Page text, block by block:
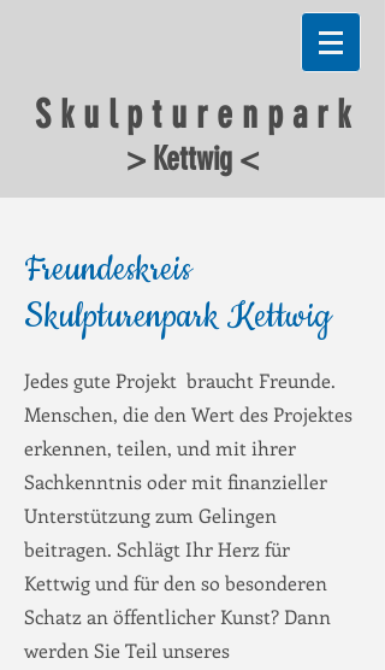
S k u l p t u r e n p a r k
> Kettwig <
Freundeskreis
Skulpturenpark Kettwig
Jedes gute Projekt braucht Freunde.
Menschen, die den Wert des Projektes
erkennen, teilen, und mit ihrer
Sachkenntnis oder mit finanzieller
Unterstützung zum Gelingen
beitragen. Schlägt Ihr Herz für
Kettwig und für den so besonderen
Schatz an öffentlicher Kunst? Dann
werden Sie Teil unseres